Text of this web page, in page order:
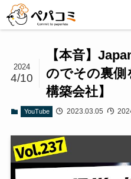
【本音】
のでその裏
構築会社】
2024
4/10
YouTube 2023.03.05